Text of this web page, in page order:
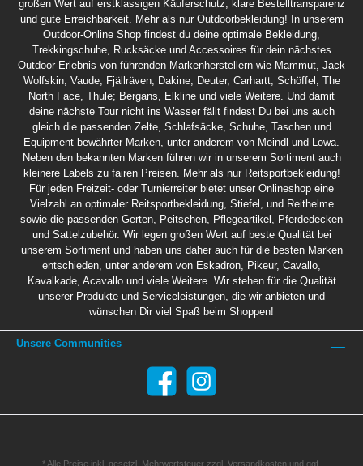
Betriebsmöglichkeiten: Alkali-Batterien,
Lithium-Batterien oder Ni-MH-Akkus
Zertifizierung(en): CE Wasserdicht: IPX4
(wetterfest)
großen Wert auf erstklassigen Käuferschutz, klare Bestelltransparenz
und gute Erreichbarkeit. Mehr als nur Outdoorbekleidung! In unserem
Outdoor-Online Shop findest du deine optimale Bekleidung,
Trekkingschuhe, Rucksäcke und Accessoires für dein nächstes
Outdoor-Erlebnis von führenden Markenherstellern wie Mammut, Jack
Wolfskin, Vaude, Fjällräven, Dakine, Deuter, Carhartt, Schöffel, The
North Face, Thule; Bergans, Elkline und viele Weitere. Und damit
deine nächste Tour nicht ins Wasser fällt findest Du bei uns auch
gleich die passenden Zelte, Schlafsäcke, Schuhe, Taschen und
Equipment bewährter Marken, unter anderem von Meindl und Lowa.
Neben den bekannten Marken führen wir in unserem Sortiment auch
kleinere Labels zu fairen Preisen. Mehr als nur Reitsportbekleidung!
Für jeden Freizeit- oder Turnierreiter bietet unser Onlineshop eine
Vielzahl an optimaler Reitsportbekleidung, Stiefel, und Reithelme
sowie die passenden Gerten, Peitschen, Pflegeartikel, Pferdedecken
und Sattelzubehör. Wir legen großen Wert auf beste Qualität bei
unserem Sortiment und haben uns daher auch für die besten Marken
entschieden, unter anderem von Eskadron, Pikeur, Cavallo,
Kavalkade, Acavallo und viele Weitere. Wir stehen für die Qualität
unserer Produkte und Serviceleistungen, die wir anbieten und
wünschen Dir viel Spaß beim Shoppen!
Unsere Communities
* Alle Preise inkl. gesetzl. Mehrwertsteuer zzgl. Versandkosten und ggf.